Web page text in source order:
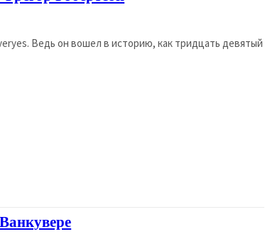
Ведь он вошел в историю, как тридцать девятый